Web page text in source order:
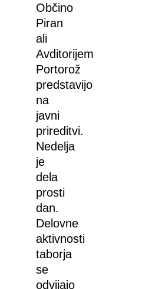
Občino
Piran
ali
Avditorijem
Portorož
predstavijo
na
javni
prireditvi.
Nedelja
je
dela
prosti
dan.
Delovne
aktivnosti
taborja
se
odvijajo